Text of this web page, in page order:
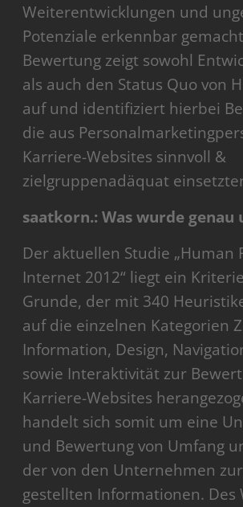
Weiterentwicklungen und
Potenziale erkennbar
Bewertung zeigt sowohl
als auch den Status Quo von
auf und identifiziert hierbei
die aus
Karriere-Websites sinnvoll &
zielgruppenadäquat
saatkorn.: Was wurde genau
Der aktuellen Studie „Human
Internet 2012“ liegt ein
Grunde, der mit 340
auf die einzelnen Kategorien
Information, Design,
sowie Interaktivität zur
Karriere-Websites
handelt sich somit um eine
und Bewertung von Umfang
der von den Unternehmen
gestellten Informationen. Des